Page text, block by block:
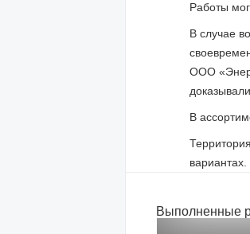
Работы
В случае
ООО
В
вариантах.
Выполненные